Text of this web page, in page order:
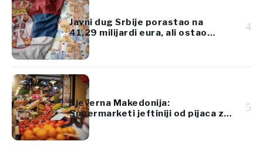
Javni dug Srbije porastao na
41,29 milijardi eura, ali ostao
ispod 45% BDP-a
4
Sjeverna Makedonija:
Supermarketi jeftiniji od pijaca za
voće i povrće
5